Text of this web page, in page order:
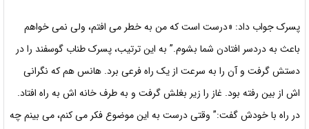
پسرک جواب داد: «درست است که من به خطر می افتم، ولی نمی خواهم
باعث به دردسر افتادن شما بشوم.” به این ترتیب، پسرک طناب گوسفند را در
دستش گرفت و آن را به سرعت از یک راه فرعی برد. هانسهم که نگرانی
اش از بین رفته بود. غاز را زیر بغلش گرفت و به طرف خانه اش به راه افتاد.
در راه با خودش گفت:” وقتی درست به این موضوع فکر می کنم، می بینم چه